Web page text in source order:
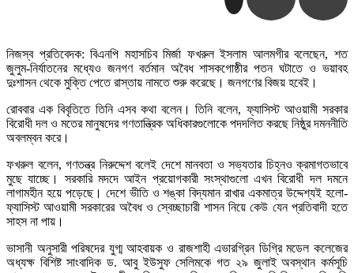
নিজস্ব প্রতিবেদক: বিএনপি মহাসচিব মির্জা ফখরুল ইসলাম আলমগীর বলেছেন, শত
জুলুম-নির্যাতনের মধ্যেও জনগণ বর্তমান অবৈধ শাসকগোষ্ঠীর পতন ঘটাতে ও ভয়াবহ
দুঃশাসন থেকে মুক্তি পেতে রাস্তায় নামতে শুরু করেছে। জনগণের বিজয় হবেই।
রোববার এক বিবৃতিতে তিনি এসব কথা বলেন। তিনি বলেন, ফ্যাসিস্ট আওয়ামী সরকার
বিরোধী দল ও মতের মানুষদের গণতান্ত্রিক অধিকারগুলোকে পদদলিত করছে নিষ্ঠুর দমননীতি
অবলম্বন করে।
ফখরুল বলেন, গণতন্ত্র নিরুদ্দেশ বলেই দেশে মানবতা ও সভ্যতার চিহ্নও ক্রমাগতভাবে
মুছে যাচ্ছে। সরকারি মদদে আইন প্রয়োগকারী সংস্থাগুলো এখন বিরোধী দল দমনে
লাগামহীন হয়ে পড়েছে। দেশে ভীতি ও শঙ্কা বিদ্যমান রাখার একমাত্র উদ্দেশ্যই হলো-
ফ্যাসিস্ট আওয়ামী সরকারের অবৈধ ও স্বেচ্ছাচারী শাসন নিয়ে কেউ যেন প্রতিবাদী হতে
সাহস না পায়।
ভাসানী অনুসারী পরিষদের যুগ্ম আহবায়ক ও রাজশাহী এভারগ্রিন ডিগ্রি মডেল কলেজের
অধ্যক্ষ বিশিষ্ট সাংবাদিক ড. আবু ইউসুফ সেলিমকে গত ২৯ জুলাই অবস্থান কর্মসূচি